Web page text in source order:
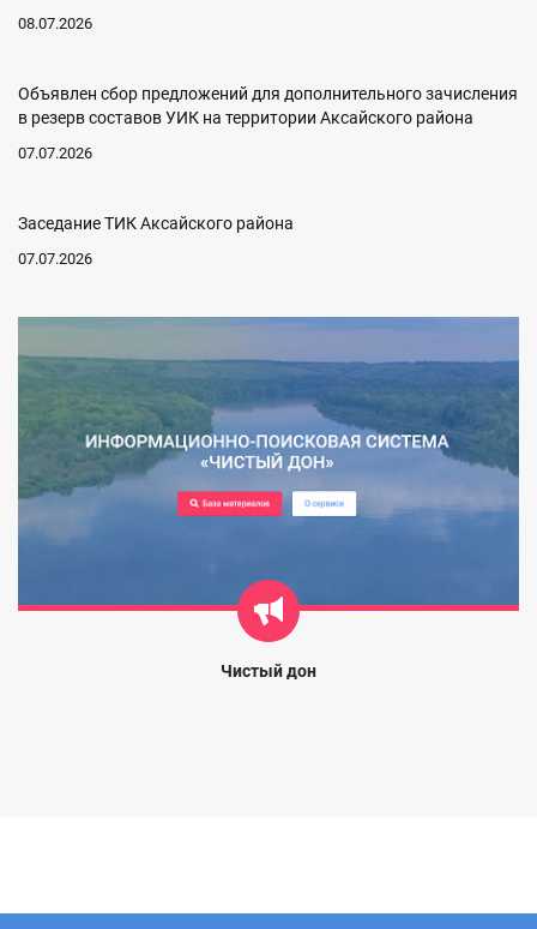
08.07.2026
Объявлен сбор предложений для дополнительного зачисления
в резерв составов УИК на территории Аксайского района
07.07.2026
Заседание ТИК Аксайского района
07.07.2026
Чистый дон